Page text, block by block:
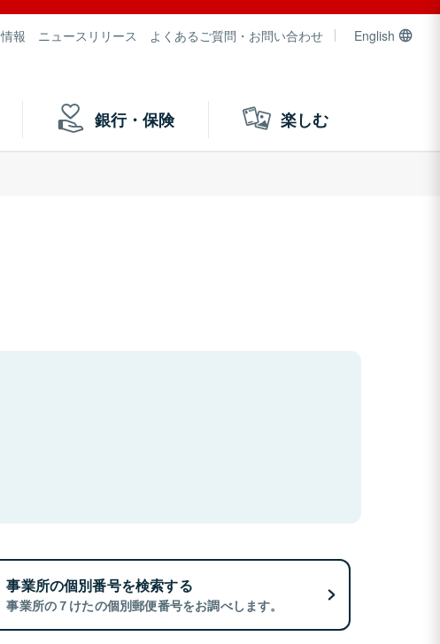
報 ニュースリリース よくあるご質問・お問い合わせ English
銀行・保険 楽しむ
事業所の個別番号を検索する
事業所の７けたの個別郵便番号をお調べします。